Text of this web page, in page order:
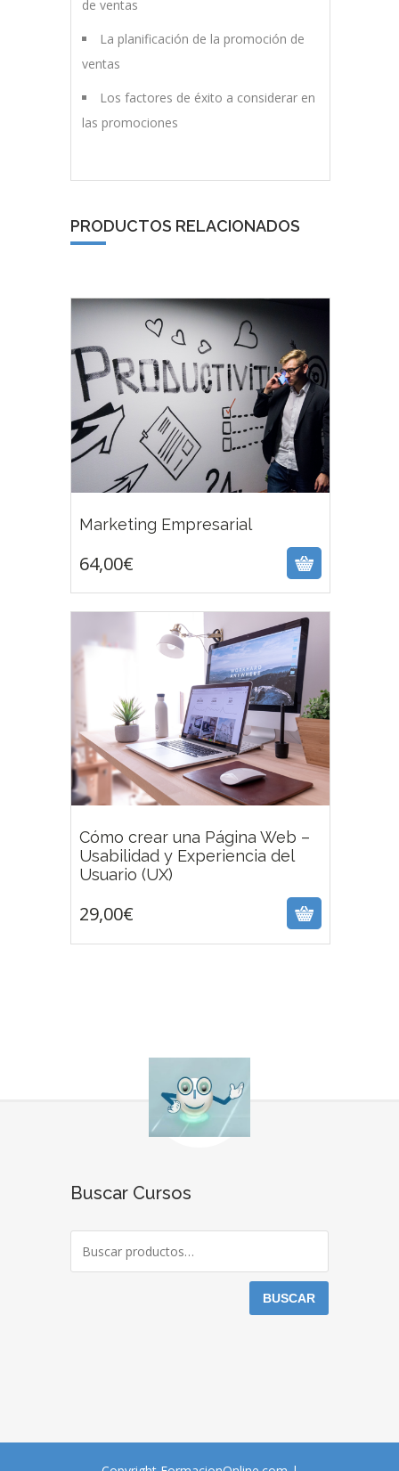
de ventas
La planificación de la promoción de
ventas
Los factores de éxito a considerar en
las promociones
PRODUCTOS RELACIONADOS
Marketing Empresarial
64,00€
64,00€
Cómo crear una Página Web –
Usabilidad y Experiencia del
Usuario (UX)
29,00€
29,00
Buscar Cursos
BUSCAR